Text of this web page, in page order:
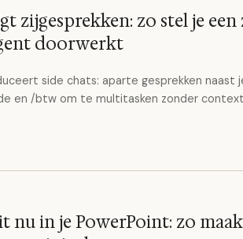
zijgesprekken: zo stel je een
doorwerkt
side chats: aparte gesprekken naast
en /btw om te multitasken zonder
nu in je PowerPoint: zo